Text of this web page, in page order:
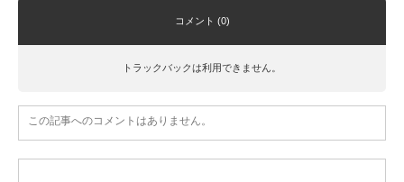
コメント (0)
トラックバックは利用できません。
この記事へのコメントはありません。